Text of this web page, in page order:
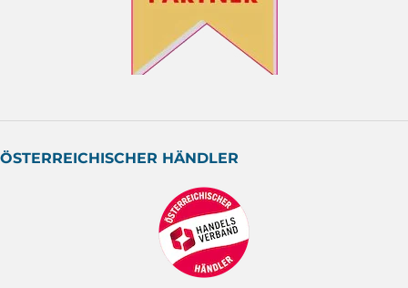
ÖSTERREICHISCHER HÄNDLER